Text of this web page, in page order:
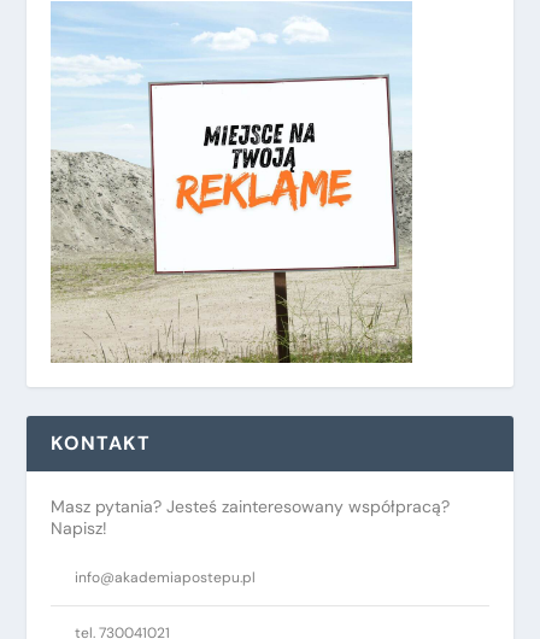
KONTAKT
Masz pytania? Jesteś zainteresowany współpracą?
Napisz!
info@akademiapostepu.pl
tel. 730041021